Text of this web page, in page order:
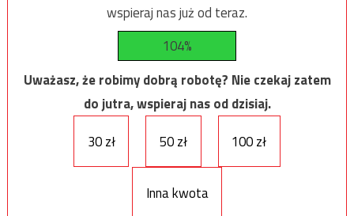
wspieraj nas już od teraz.
104%
Uważasz, że robimy dobrą robotę? Nie czekaj zatem
do jutra, wspieraj nas od dzisiaj.
30 zł
50 zł 100 zł
Inna kwota